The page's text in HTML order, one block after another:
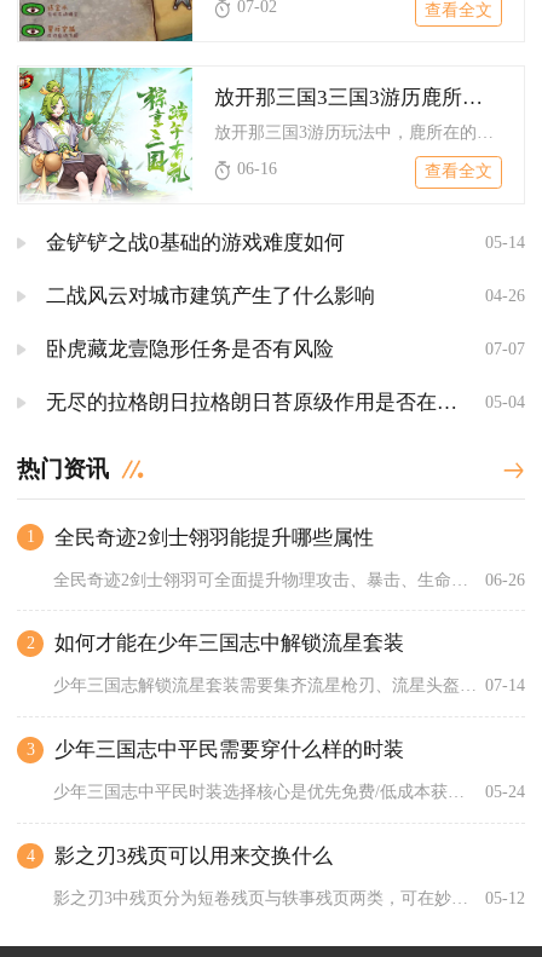
07-02
查看全文
放开那三国3三国3游历鹿所在之地是哪里
06-16
查看全文
金铲铲之战0基础的游戏难度如何 05-14
二战风云对城市建筑产生了什么影响 04-26
卧虎藏龙壹隐形任务是否有风险 07-07
无尽的拉格朗日拉格朗日苔原级作用是否在不同地区表现出差异 05-04
热门资讯
1 全民奇迹2剑士翎羽能提升哪些属性
06-26
2 如何才能在少年三国志中解锁流星套装
少年三国志解锁流星套装需要集齐流星枪刃、流星头盔、流星轻甲、... 07-14
3 少年三国志中平民需要穿什么样的时装
少年三国志中平民时装选择核心是优先免费/低成本获取、属性均衡... 05-24
4 影之刃3残页可以用来交换什么
05-12